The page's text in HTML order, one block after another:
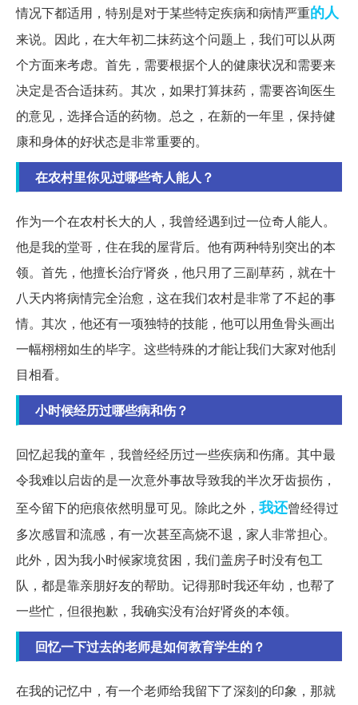
情况下都适用，特别是对于某些特定疾病和病情严重的人
来说。因此，在大年初二抹药这个问题上，我们可以从两
个方面来考虑。首先，需要根据个人的健康状况和需要来
决定是否合适抹药。其次，如果打算抹药，需要咨询医生
的意见，选择合适的药物。总之，在新的一年里，保持健
康和身体的好状态是非常重要的。
在农村里你见过哪些奇人能人？
作为一个在农村长大的人，我曾经遇到过一位奇人能人。
他是我的堂哥，住在我的屋背后。他有两种特别突出的本
领。首先，他擅长治疗肾炎，他只用了三副草药，就在十
八天内将病情完全治愈，这在我们农村是非常了不起的事
情。其次，他还有一项独特的技能，他可以用鱼骨头画出
一幅栩栩如生的毕字。这些特殊的才能让我们大家对他刮
目相看。
小时候经历过哪些病和伤？
回忆起我的童年，我曾经经历过一些疾病和伤痛。其中最
令我难以启齿的是一次意外事故导致我的半次牙齿损伤，
至今留下的疤痕依然明显可见。除此之外， 我还曾经得过
多次感冒和流感，有一次甚至高烧不退，家人非常担心。
此外，因为我小时候家境贫困，我们盖房子时没有包工
队，都是靠亲朋好友的帮助。记得那时我还年幼，也帮了
一些忙，但很抱歉，我确实没有治好肾炎的本领。
回忆一下过去的老师是如何教育学生的？
在我的记忆中，有一个老师给我留下了深刻的印象，那就